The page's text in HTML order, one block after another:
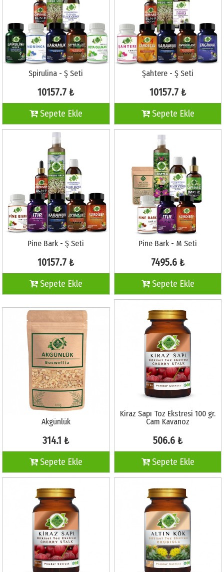
Spirulina - Ş Seti
10157.7 ₺
Sepete Ekle
Şahtere - Ş Seti
10157.7 ₺
Sepete Ekle
Pine Bark - Ş Seti
10157.7 ₺
Sepete Ekle
Pine Bark - M Seti
7495.6 ₺
Sepete Ekle
Akgünlük
314.1 ₺
Sepete Ekle
Kiraz Sapı Toz Ekstresi 100 gr.
Cam Kavanoz
506.6 ₺
Sepete Ekle